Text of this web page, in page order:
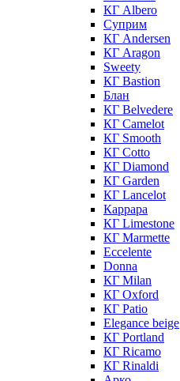
КГ Albero
Суприм
КГ Andersen
КГ Aragon
Sweety
КГ Bastion
Блан
КГ Belvedere
КГ Camelot
КГ Smooth
КГ Cotto
КГ Diamond
КГ Garden
КГ Lancelot
Каррара
КГ Limestone
КГ Marmette
Eccelente
Donna
КГ Milan
КГ Oxford
КГ Patio
Elegance beige
КГ Portland
КГ Ricamo
КГ Rinaldi